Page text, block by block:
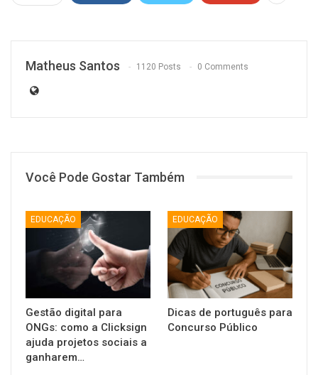
Matheus Santos 1120 Posts 0 Comments
Você Pode Gostar Também
EDUCAÇÃO
Gestão digital para
ONGs: como a Clicksign
ajuda projetos sociais a
ganharem…
EDUCAÇÃO
Dicas de português para
Concurso Público